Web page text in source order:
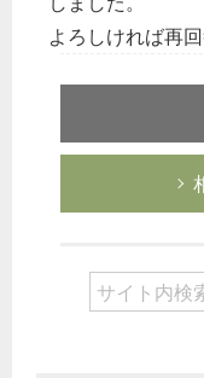
よろしければ再